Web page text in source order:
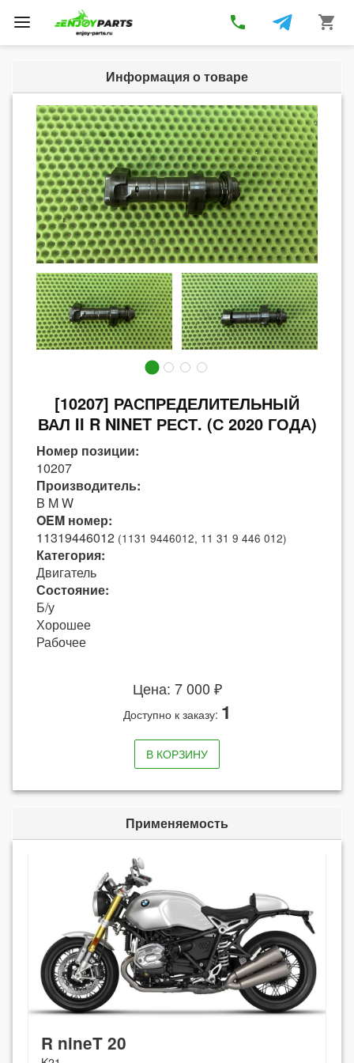
Toggle
navigation
phone shopping_cart
Информация о товаре
[10207] РАСПРЕДЕЛИТЕЛЬНЫЙ
ВАЛ II R NINET РЕСТ. (С 2020 ГОДА)
Номер позиции:
10207
Производитель:
B M W
OEM номер:
11319446012 (1131 9446012, 11 31 9 446 012)
Категория:
Двигатель
Состояние:
Б/у
Хорошее
Рабочее
Цена: 7 000 ₽
Доступно к заказу: 1
В КОРЗИНУ
Применяемость
R nineT 20